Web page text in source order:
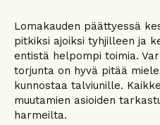
Lomakauden päättyessä
pitkiksi ajoiksi tyhjilleen ja
entistä helpompi toimia.
torjunta on hyvä pitää
kunnostaa talviunille.
muutamien asioiden
harmeilta.